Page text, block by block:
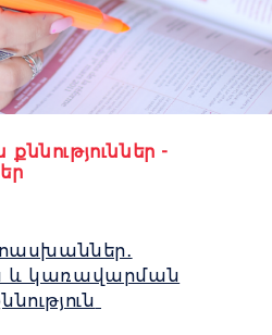
քննություններ -
և կառավարման